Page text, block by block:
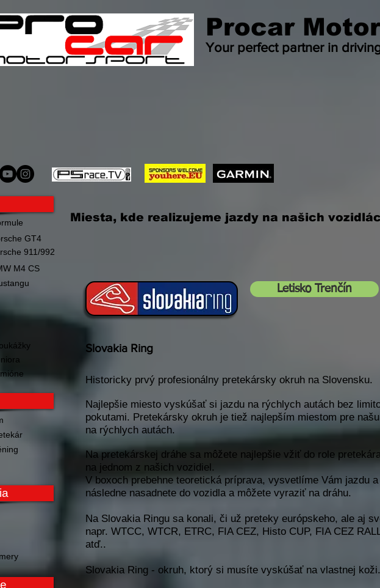
Procar
Your perfect partner in
Miesta, kde realizujeme jazdy na našich
Letisko Trenčín
Slovakia Ring
Historicky prvý profesionálny pretekársky okruh na Slovensku.
Najlepšie miesto vyskúšať si jazdu na rýchlych autách bez
pokutami. Pretekársky okruh je tiež najlepším miestom pre
na rýchlych autách.
Na pretekárskej dráhe sa môžete najlepšie vžiť do role
na jednom z našich vozidiel.
V boxoch prebehne teoretická príprava, vysvetlíme Vám jazdu
následne nasadnete do vozidla a môžete vyraziť na dráhu.
Na Slovakia Ringu sa konali, či už preteky európskeho, ale aj
napr. WTCC, WTCR, ETRC, FIA CEZ, Histo CUP, FIA CEZ
atď..
Slovakia Ring - okruh, ktorý si musíte vyskúšať na vlastnej koži.
GT4
911/992
M4 CS